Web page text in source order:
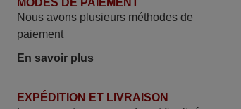
néanmoins j'ai reçu la télécommande au
cours du 3ème jour ouvré, compatible
fonctionnalité de la télécommande, le
permet de connaître facilement la fonction
Nous avons plusieurs méthodes de
paiement
En savoir plus
EXPÉDITION ET LIVRAISON